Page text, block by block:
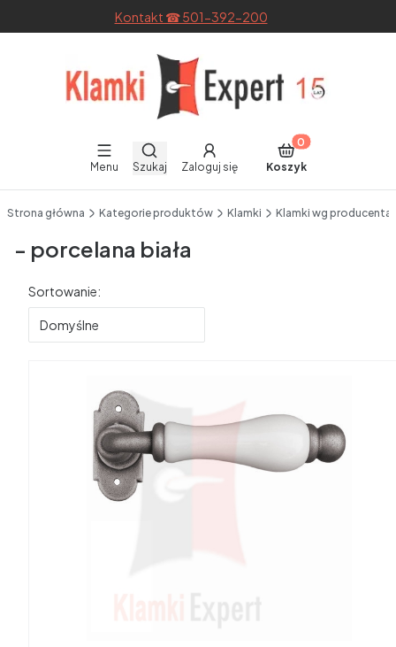
Kontakt ☎ 501-392-200
Menu
Otwórz wyszukiwarkę
Szukaj Zaloguj się
Produkty w
Koszyk
Strona główna Kategorie produktów Klamki Klamki wg producenta
- porcelana biała
Lista produktów
Sortowanie:
Domyślne